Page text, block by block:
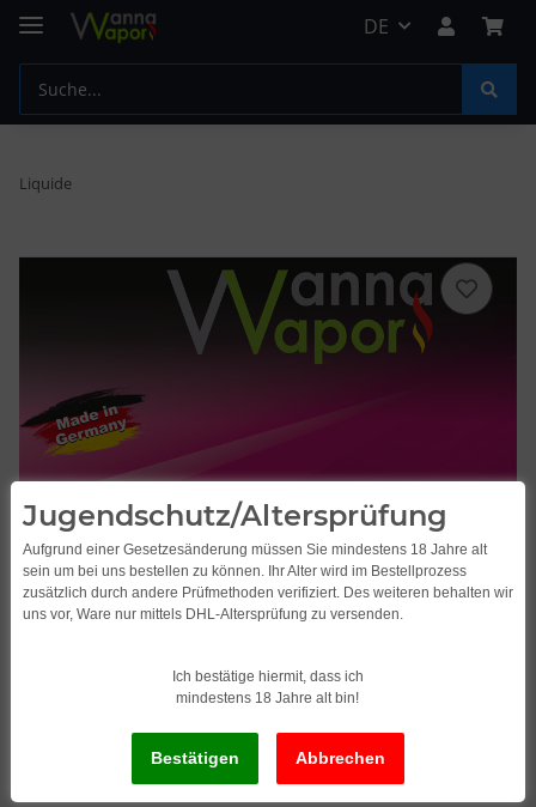
DE
Liquide
Jugendschutz/Altersprüfung
Aufgrund einer Gesetzesänderung müssen Sie mindestens 18 Jahre alt
sein um bei uns bestellen zu können. Ihr Alter wird im Bestellprozess
zusätzlich durch andere Prüfmethoden verifiziert. Des weiteren behalten wir
uns vor, Ware nur mittels DHL-Altersprüfung zu versenden.
Ich bestätige hiermit, dass ich
mindestens 18 Jahre alt bin!